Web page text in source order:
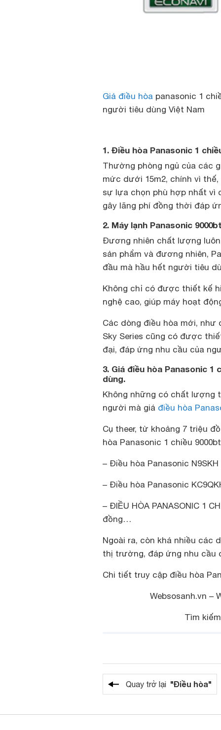
Giá điều hòa panasonic 1
người tiêu dùng Việt Nam
1. Điều hòa Panasonic 1
Thường phòng ngủ của các
mức dưới 15m2, chính vì
sự lựa chọn phù hợp nhất vì
gây lãng phí đồng thời đáp
2. Máy lạnh Panasonic
Đương nhiên chất lượng
sản phẩm và đương nhiên,
đầu mà hầu hết người tiêu
Không chỉ có được thiết kế
nghệ cao, giúp máy hoạt
Các dòng điều hòa mới, như
Sky Series cũng có được
đại, đáp ứng nhu cầu của
3. Giá điều hòa Panasonic
dùng.
Không những có chất lượng
người mà giá điều hòa
Cụ theer, từ khoảng 7 triệu
hòa Panasonic 1 chiều
– Điều hòa Panasonic
– Điều hòa Panasonic
– ĐIỀU HÒA PANASONIC 1
đồng…
Ngoài ra, còn khá nhiều các
thị trường, đáp ứng nhu cầu
Chi tiết truy cập điều hòa
Websosanh.vn –
Tìm
Quay trở lại "Điều hòa"